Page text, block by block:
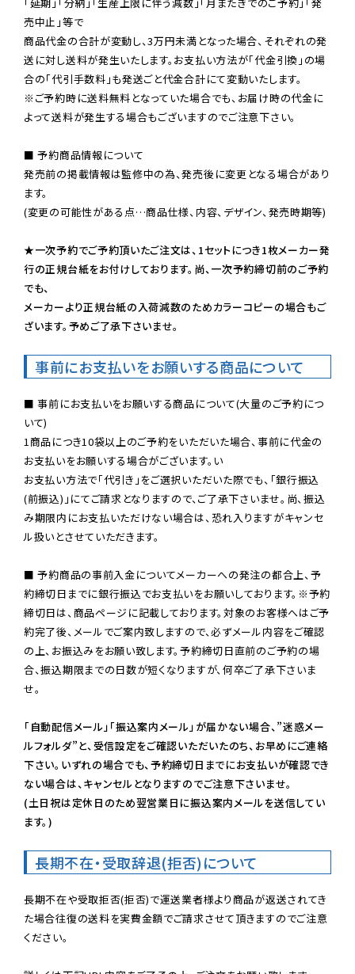
売中止」等で
商品代金の合計が変動し、3万円未満となった場合、それぞれの発
送に対し送料が発生いたします。お支払い方法が「代金引換」の場
※ご予約時に送料無料となっていた場合でも、お届け時の代金に
よって送料が発生する場合もございますのでご注意下さい。
■ 予約商品情報について
発売前の掲載情報は監修中の為、発売後に変更となる場合があり
ます。
(変更の可能性がある点…商品仕様、内容、デザイン、発売時期等)
★一次予約でご予約頂いたご注文は、1セットにつき1枚メーカー発
行の正規台紙をお付けしております。尚、一次予約締切前のご予約
でも、
メーカーより正規台紙の入荷減数のためカラーコピーの場合もご
ざいます。予めご了承下さいませ。
事前にお支払いをお願いする商品について
■ 事前にお支払いをお願いする商品について(大量のご予約につ
いて)
1商品につき10袋以上のご予約をいただいた場合、事前に代金の
お支払いをお願いする場合がございます。い
お支払い方法で「代引き」をご選択いただいた際でも、「銀行振込
(前振込)」にてご請求となりますので、ご了承下さいませ。尚、振込
み期限内にお支払いただけない場合は、恐れ入りますがキャンセ
ル扱いとさせていただきます。
■ 予約商品の事前入金についてメーカーへの発注の都合上、予
約締切日までに銀行振込でお支払いをお願いしております。※予約
締切日は、商品ページに記載しております。対象のお客様へはご予
約完了後、メールでご案内致しますので、必ずメール内容をご確認
の上、お振込みをお願い致します。予約締切日直前のご予約の場
合、振込期限までの日数が短くなりますが、何卒ご了承下さいま
せ。
「自動配信メール」「振込案内メール」が届かない場合、”迷惑メー
ルフォルダ”と、受信設定をご確認いただいたのち、お早めにご連絡
下さい。いずれの場合でも、予約締切日までにお支払いが確認でき
ない場合は、キャンセルとなりますのでご注意下さいませ。
(土日祝は定休日のため翌営業日に振込案内メールを送信してい
ます。)
長期不在・受取辞退(拒否)について
長期不在や受取拒否(拒否)で運送業者様より商品が返送されてき
た場合往復の送料を実費金額でご請求させて頂きますのでご注意
ください。